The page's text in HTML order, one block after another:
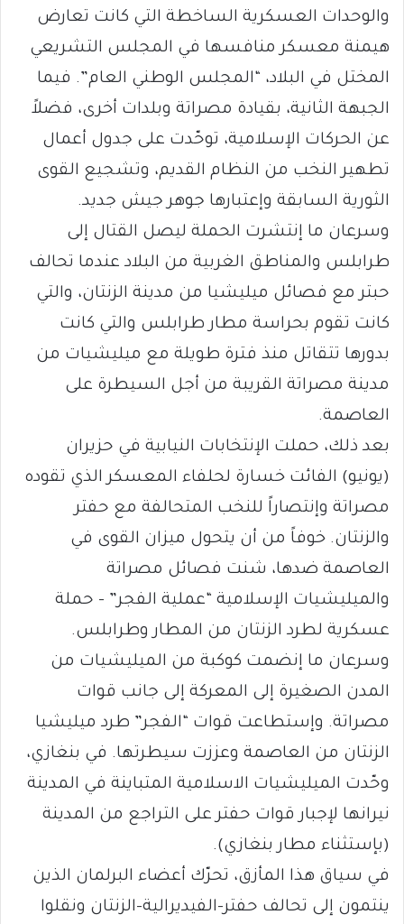
والوحدات العسكرية الساخطة التي كانت تعارض
هيمنة معسكر منافسها في المجلس التشريعي
المختل في البلاد، “المجلس الوطني العام”. فيما
الجبهة الثانية، بقيادة مصراتة وبلدات أخرى، فضلاً
عن الحركات الإسلامية، توحّدت على جدول أعمال
تطهير النخب من النظام القديم، وتشجيع القوى
الثورية السابقة وإعتبارها جوهر جيش جديد.
وسرعان ما إنتشرت الحملة ليصل القتال إلى
طرابلس والمناطق الغربية من البلاد عندما تحالف
حبتر مع فصائل ميليشيا من مدينة الزنتان، والتي
كانت تقوم بحراسة مطار طرابلس والتي كانت
بدورها تتقاتل منذ فترة طويلة مع ميليشيات من
مدينة مصراتة القريبة من أجل السيطرة على
العاصمة.
بعد ذلك، حملت الإنتخابات النيابية في حزيران
(يونيو) الفائت خسارة لحلفاء المعسكر الذي تقوده
مصراتة وإنتصاراً للنخب المتحالفة مع حفتر
والزنتان. خوفاً من أن يتحول ميزان القوى في
العاصمة ضدها، شنت فصائل مصراتة
والميليشيات الإسلامية “عملية الفجر” – حملة
عسكرية لطرد الزنتان من المطار وطرابلس.
وسرعان ما إنضمت كوكبة من الميليشيات من
المدن الصغيرة إلى المعركة إلى جانب قوات
مصراتة. وإستطاعت قوات “الفجر” طرد ميليشيا
الزنتان من العاصمة وعززت سيطرتها. في بنغازي،
وحّدت الميليشيات الاسلامية المتباينة في المدينة
نيرانها لإجبار قوات حفتر على التراجع من المدينة
(بإستثناء مطار بنغازي).
في سياق هذا المأزق، تحرّك أعضاء البرلمان الذين
ينتمون إلى تحالف حفتر-الفيديرالية-الزنتان ونقلوا